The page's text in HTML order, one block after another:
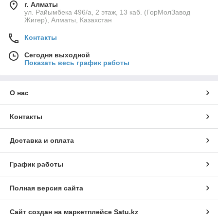
г. Алматы
ул. Райымбека 496/а, 2 этаж, 13 каб. (ГорМолЗавод
Жигер), Алматы, Казахстан
Контакты
Сегодня выходной
Показать весь график работы
О нас
Контакты
Доставка и оплата
График работы
Полная версия сайта
Сайт создан на маркетплейсе Satu.kz